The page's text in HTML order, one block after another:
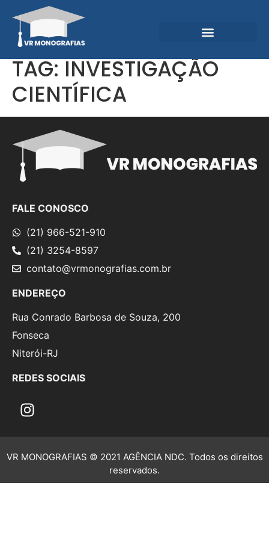
TAG:INVESTIGAÇÃO
CIENTÍFICA
FALE CONOSCO
(21) 966-521-910
(21) 3254-8597
contato@vrmonografias.com.br
ENDEREÇO
Rua Conrado Barbosa de Souza, 200
Fonseca
Niterói-RJ
REDES SOCIAIS
VR MONOGRAFIAS © 2021 AGÊNCIA NDC. Todos os direitos
reservados.